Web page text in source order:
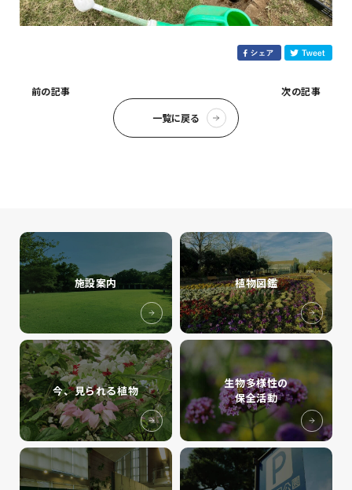
前の記事
一覧に戻る
次の記事
施設案内 植物図鑑
今、見られる植物
生物多様性の
保全活動